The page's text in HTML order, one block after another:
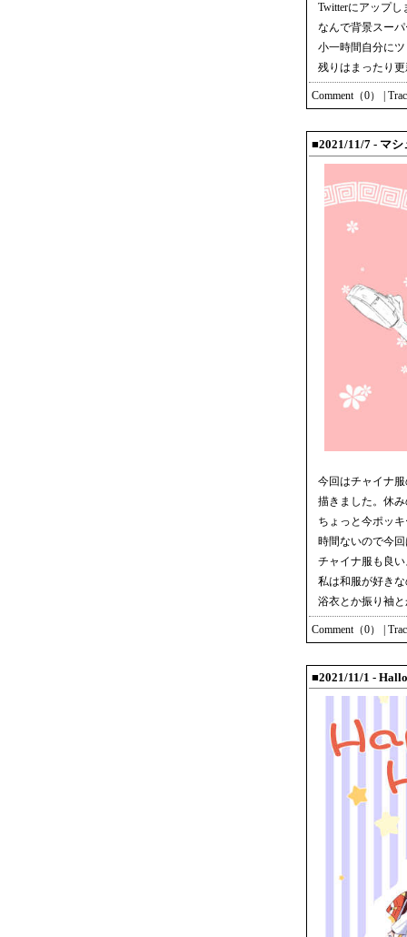
Twitterにアップし
なんで背景スー
小一時間自分に
残りはまったり
Comment（0）
■2021/11/7 - マ
今回はチャイナ
描きました。休
ちょっと今ポッ
時間ないので今
チャイナ服も良
私は和服が好き
浴衣とか振り袖
Comment（0）
■2021/11/1 -